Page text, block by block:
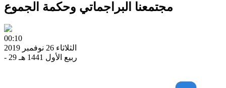
مجتمعنا البراجماتي وحكمة الجموع
00:10
الثلاثاء 26 نوفمبر 2019
- 29 ربيع الأول 1441 هـ